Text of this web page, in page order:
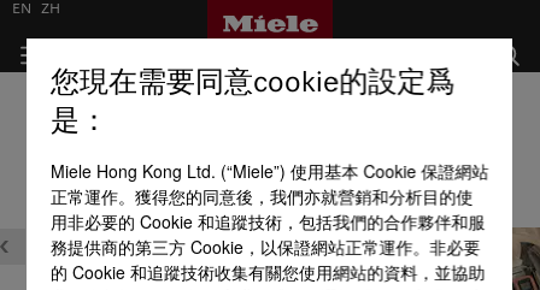
圓筒式吸塵機
營造舒適清潔的環境
EN ZH
您現在需要同意cookie的設定爲
是：
Miele Hong Kong Ltd. (“Miele”) 使用基本 Cookie 保證網站
正常運作。獲得您的同意後，我們亦就營銷和分析目的使
用非必要的 Cookie 和追蹤技術，包括我們的合作夥伴和服
務提供商的第三方 Cookie，以保證網站正常運作。非必要
的 Cookie 和追蹤技術收集有關您使用網站的資料，並協助